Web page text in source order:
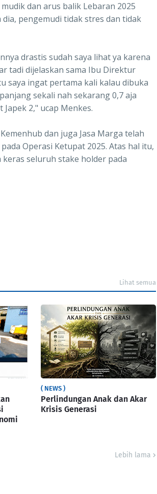
dan arus balik Lebaran 2025
pengemudi tidak stres dan tidak
drastis sudah saya lihat ya karena
tadi dijelaskan sama Ibu Direktur
saya ingat pertama kali kalau dibuka
sekali nah sekarang 0,7 aja
2," ucap Menkes.
dan juga Jasa Marga telah
Operasi Ketupat 2025. Atas hal itu,
seluruh stake holder pada
Lihat semua
( NEWS )
Perlindungan Anak dan Akar
Krisis Generasi
Lebih lama